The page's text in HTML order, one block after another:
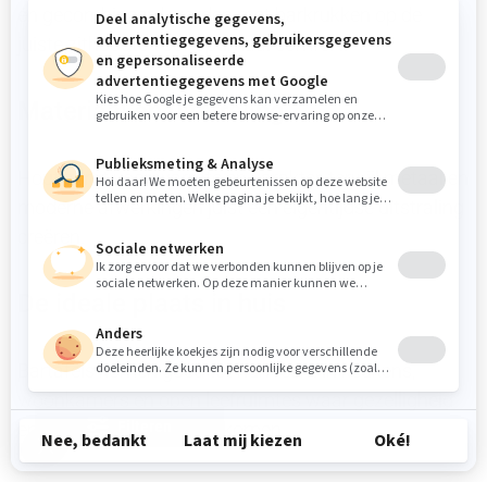
én gecombineerd worden met barkrukken op de
juiste zithoogte voor optimaal comfort.
Materiaal en uitstraling
Hout zorgt voor warmte en karakter, terwijl metaal en
moderne afwerkingen juist een eigentijdse uitstraling
Bartafels komen goed tot hun recht in keukens,
woonkamers en open leefruimtes waar gezelligheid
en functionaliteit samenkomen.